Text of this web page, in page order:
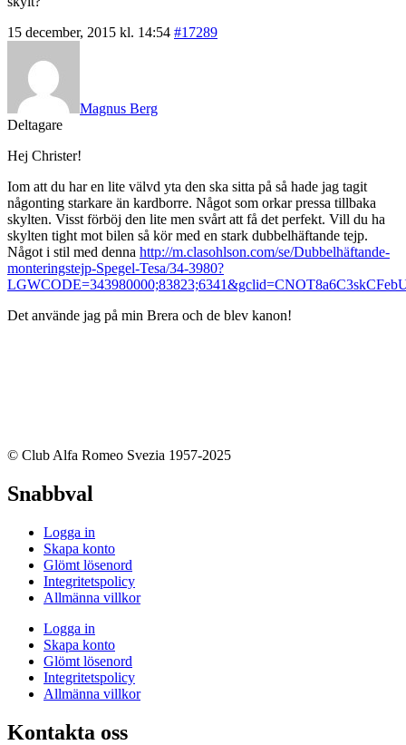
15 december, 2015 kl. 14:54 #17289
Magnus Berg
Deltagare
Hej Christer!
Iom att du har en lite välvd yta den ska sitta på så hade jag tagit
någonting starkare än kardborre. Något som orkar pressa tillbaka
skylten. Visst förböj den lite men svårt att få det perfekt. Vill du ha
skylten tight mot bilen så kör med en stark dubbelhäftande tejp.
Något i stil med denna http://m.clasohlson.com/se/Dubbelhäftande-
monteringstejp-Spegel-Tesa/34-3980?
Det använde jag på min Brera och de blev kanon!
© Club Alfa Romeo Svezia 1957-2025
Snabbval
Logga in
Skapa konto
Glömt lösenord
Integritetspolicy
Allmänna villkor
Logga in
Skapa konto
Glömt lösenord
Integritetspolicy
Allmänna villkor
Kontakta oss